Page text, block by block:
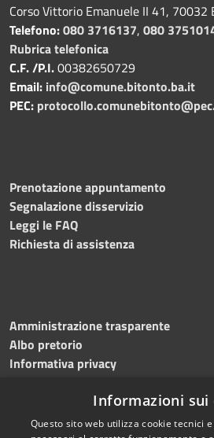
Corso Vittorio Emanuele II 41, 70032
Telefono:080 3716137, 080
Rubrica telefonica
C.F. /P.I.00382650729
Email: info@comune.bitonto.ba.it
PEC:
Prenotazione appuntamento
Segnalazione disservizio
Leggi le FAQ
Richiesta di assistenza
Amministrazione trasparente
Albo pretorio
Informativa privacy
Dichiarazione di accessibilità
Informazioni sui
Questo sito web utilizza cookie tecnici